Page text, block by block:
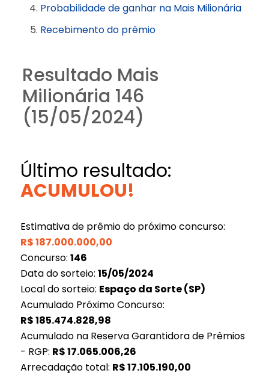
Probabilidade de ganhar na Mais Milionária
Recebimento do prêmio
Resultado Mais
Milionária 146
(15/05/2024)
Último resultado:
ACUMULOU!
Estimativa de prêmio do próximo concurso:
R$187.000.000,00
Concurso: 146
Data do sorteio: 15/05/2024
Local do sorteio: Espaço da Sorte (SP)
Acumulado Próximo Concurso:
R$185.474.828,98
Acumulado na Reserva Garantidora de Prêmios
- RGP: R$17.065.006,26
Arrecadação total: R$17.105.190,00